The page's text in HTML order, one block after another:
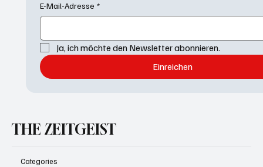
E-Mail-Adresse *
Ja, ich möchte den Newsletter abonnieren.
Einreichen
THE ZEITGEIST
Categories